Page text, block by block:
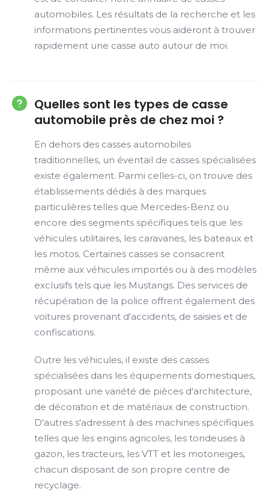
automobiles. Les résultats de la recherche et les
informations pertinentes vous aideront à trouver
rapidement une casse auto autour de moi.
Quelles sont les types de casse
automobile près de chez moi ?
En dehors des casses automobiles
traditionnelles, un éventail de casses spécialisées
existe également. Parmi celles-ci, on trouve des
établissements dédiés à des marques
particulières telles que Mercedes-Benz ou
encore des segments spécifiques tels que les
véhicules utilitaires, les caravanes, les bateaux et
les motos. Certaines casses se consacrent
même aux véhicules importés ou à des modèles
exclusifs tels que les Mustangs. Des services de
récupération de la police offrent également des
voitures provenant d'accidents, de saisies et de
confiscations.
Outre les véhicules, il existe des casses
spécialisées dans les équipements domestiques,
proposant une variété de pièces d'architecture,
de décoration et de matériaux de construction.
D'autres s'adressent à des machines spécifiques
telles que les engins agricoles, les tondeuses à
gazon, les tracteurs, les VTT et les motoneiges,
chacun disposant de son propre centre de
recyclage.